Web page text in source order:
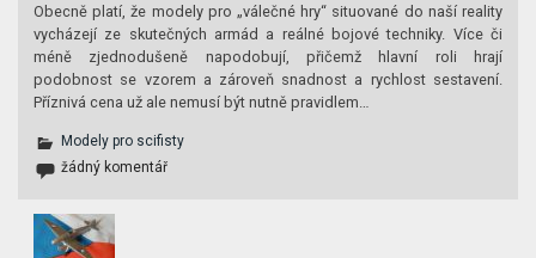
Obecně platí, že modely pro „válečné hry“ situované do naší reality
vycházejí ze skutečných armád a reálné bojové techniky. Více či
méně zjednodušeně napodobují, přičemž hlavní roli hrají
podobnost se vzorem a zároveň snadnost a rychlost sestavení.
Příznivá cena už ale nemusí být nutně pravidlem…
Modely pro scifisty
žádný komentář